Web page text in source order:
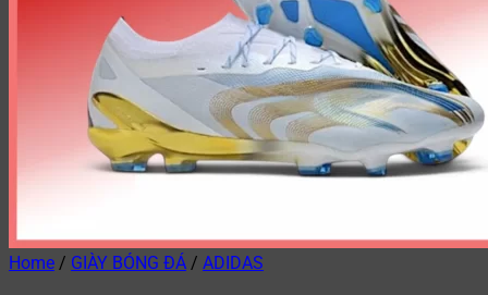
Home / GIÀY BÓNG ĐÁ / ADIDAS